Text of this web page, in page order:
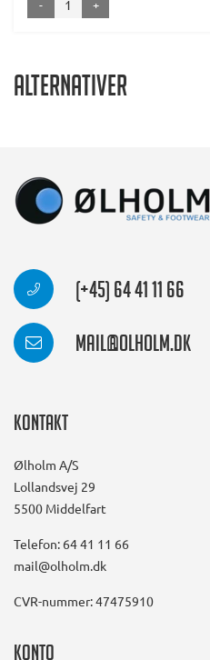
- +
Alternativer
(+45) 64 41 11 66
mail@olholm.dk
Kontakt
Ølholm A/S
Lollandsvej 29
5500 Middelfart
Telefon: 64 41 11 66
mail@olholm.dk
CVR-nummer: 47475910